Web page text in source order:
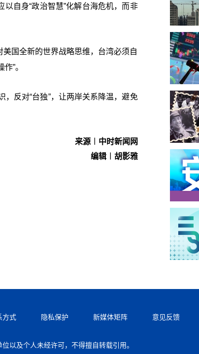
以自身“政治智慧”化解台海危机，而非
国全新的世界战略思维，台湾必须自
”。
，反对“台独”，让两岸关系降温，避免
来源︱中时新闻网
编辑︱胡影雅
方式 隐私保护 新媒体矩阵 意见反馈
以及个人未经许可，不得擅自转载引用。